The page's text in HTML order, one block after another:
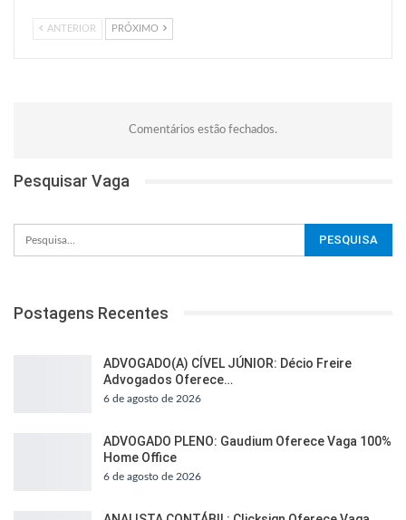
ANTERIOR PRÓXIMO
Comentários estão fechados.
Pesquisar Vaga
Postagens Recentes
ADVOGADO(A) CÍVEL JÚNIOR: Décio Freire
Advogados Oferece…
6 de agosto de 2026
ADVOGADO PLENO: Gaudium Oferece Vaga 100%
Home Office
6 de agosto de 2026